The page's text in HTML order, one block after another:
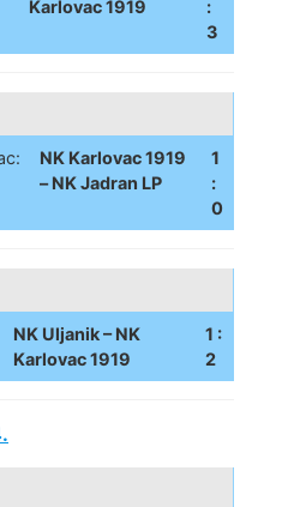
Karlovac 1919
:
3
NK Karlovac 1919
– NK Jadran LP
1
:
0
NK Uljanik – NK
Karlovac 1919
1 :
2